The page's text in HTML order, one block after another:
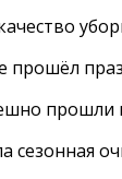
прошёл
прошли
сезонная